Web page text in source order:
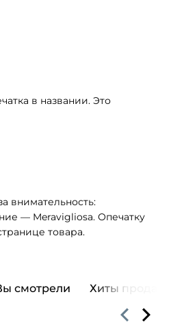
в названии. Это
внимательность:
— Meravigliosa. Опечатку
товара.
смотрели Хиты продаж